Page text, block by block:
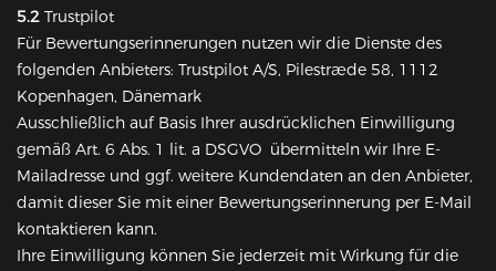
5.2 Trustpilot
Für Bewertungserinnerungen nutzen wir die Dienste des
folgenden Anbieters: Trustpilot A/S, Pilestræde 58, 1112
Kopenhagen, Dänemark
Ausschließlich auf Basis Ihrer ausdrücklichen Einwilligung
gemäß Art. 6 Abs. 1 lit. a DSGVO übermitteln wir Ihre E-
Mailadresse und ggf. weitere Kundendaten an den Anbieter,
damit dieser Sie mit einer Bewertungserinnerung per E-Mail
kontaktieren kann.
Ihre Einwilligung können Sie jederzeit mit Wirkung für die